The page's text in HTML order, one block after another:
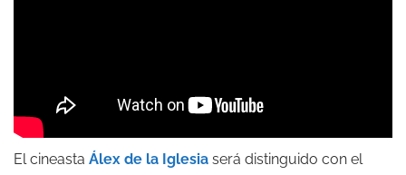
El cineasta Álex de la Iglesia será distinguido con el